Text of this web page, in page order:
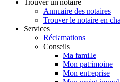
Trouver un notaire
Annuaire des notaires
Trouver le notaire en
Services
Réclamations
Conseils
Ma famille
Mon patrimoine
Mon entreprise